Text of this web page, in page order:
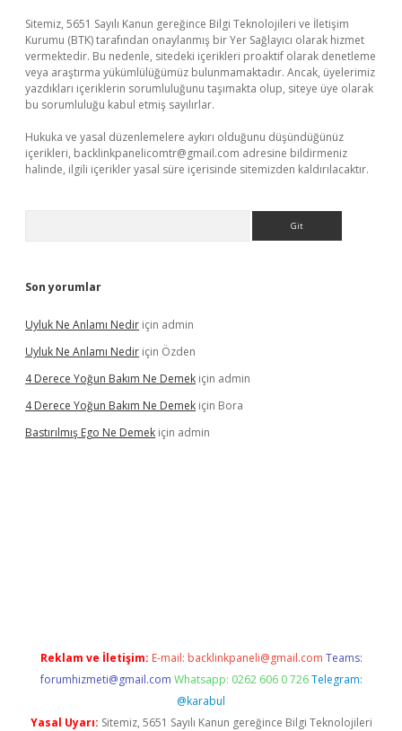
Sitemiz, 5651 Sayılı Kanun gereğince Bilgi Teknolojileri ve İletişim
Kurumu (BTK) tarafından onaylanmış bir Yer Sağlayıcı olarak hizmet
vermektedir. Bu nedenle, sitedeki içerikleri proaktif olarak denetleme
veya araştırma yükümlülüğümüz bulunmamaktadır. Ancak, üyelerimiz
yazdıkları içeriklerin sorumluluğunu taşımakta olup, siteye üye olarak
bu sorumluluğu kabul etmiş sayılırlar.
Hukuka ve yasal düzenlemelere aykırı olduğunu düşündüğünüz
içerikleri, backlinkpanelicomtr@gmail.com adresine bildirmeniz
halinde, ilgili içerikler yasal süre içerisinde sitemizden kaldırılacaktır.
Son yorumlar
Uyluk Ne Anlamı Nedir için admin
Uyluk Ne Anlamı Nedir için Özden
4 Derece Yoğun Bakım Ne Demek için admin
4 Derece Yoğun Bakım Ne Demek için Bora
Bastırılmış Ego Ne Demek için admin
Reklam ve İletişim: E-mail: backlinkpaneli@gmail.com Teams:
forumhizmeti@gmail.com Whatsapp: 0262 606 0 726 Telegram:
@karabul
Yasal Uyarı: Sitemiz, 5651 Sayılı Kanun gereğince Bilgi Teknolojileri